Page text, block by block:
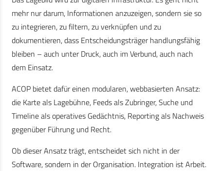
mehr nur darum, Informationen anzuzeigen, sondern sie so
zu integrieren, zu filtern, zu verknüpfen und zu
dokumentieren, dass Entscheidungsträger handlungsfähig
bleiben – auch unter Druck, auch im Verbund, auch nach
dem Einsatz.
ACOP bietet dafür einen modularen, webbasierten Ansatz:
die Karte als Lagebühne, Feeds als Zubringer, Suche und
Timeline als operatives Gedächtnis, Reporting als Nachweis
gegenüber Führung und Recht.
Ob dieser Ansatz trägt, entscheidet sich nicht in der
Software, sondern in der Organisation. Integration ist Arbeit.